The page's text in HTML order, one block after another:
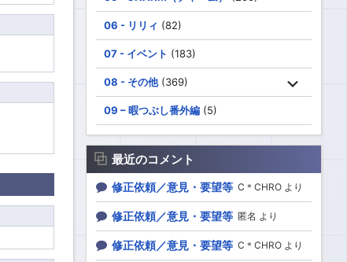
06 - リリィ (82)
07 - イベント (183)
08 - その他(369)
09 – 暇つぶし番外編 (5)
最近のコメント
修正依頼／意見・要望等 C＊CHRO より
修正依頼／意見・要望等 匿名 より
修正依頼／意見・要望等 C＊CHRO より